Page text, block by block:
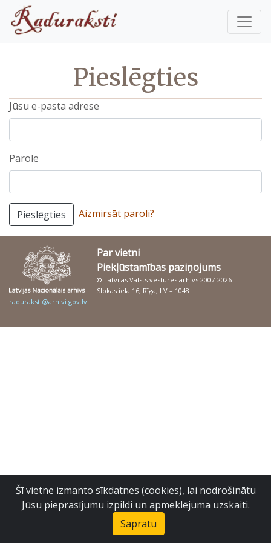
Pieslēgties
Jūsu e-pasta adrese
Parole
Pieslēgties Aizmirsāt paroli?
Par vietni
Piekļūstamības paziņojums
© Latvijas Valsts vēstures arhīvs 2007-2026
Slokas iela 16, Rīga, LV – 1048
raduraksti@arhivi.gov.lv
Šī vietne izmanto sīkdatnes (cookies), lai nodrošinātu
Jūsu pieprasījumu izpildi un apmeklējuma uzskaiti.
Sapratu